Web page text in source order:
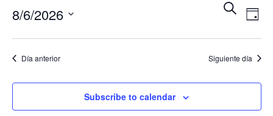
y
Buscar
de
de
Día
8/6/2026
Día anterior Siguiente día
Subscribe to calendar